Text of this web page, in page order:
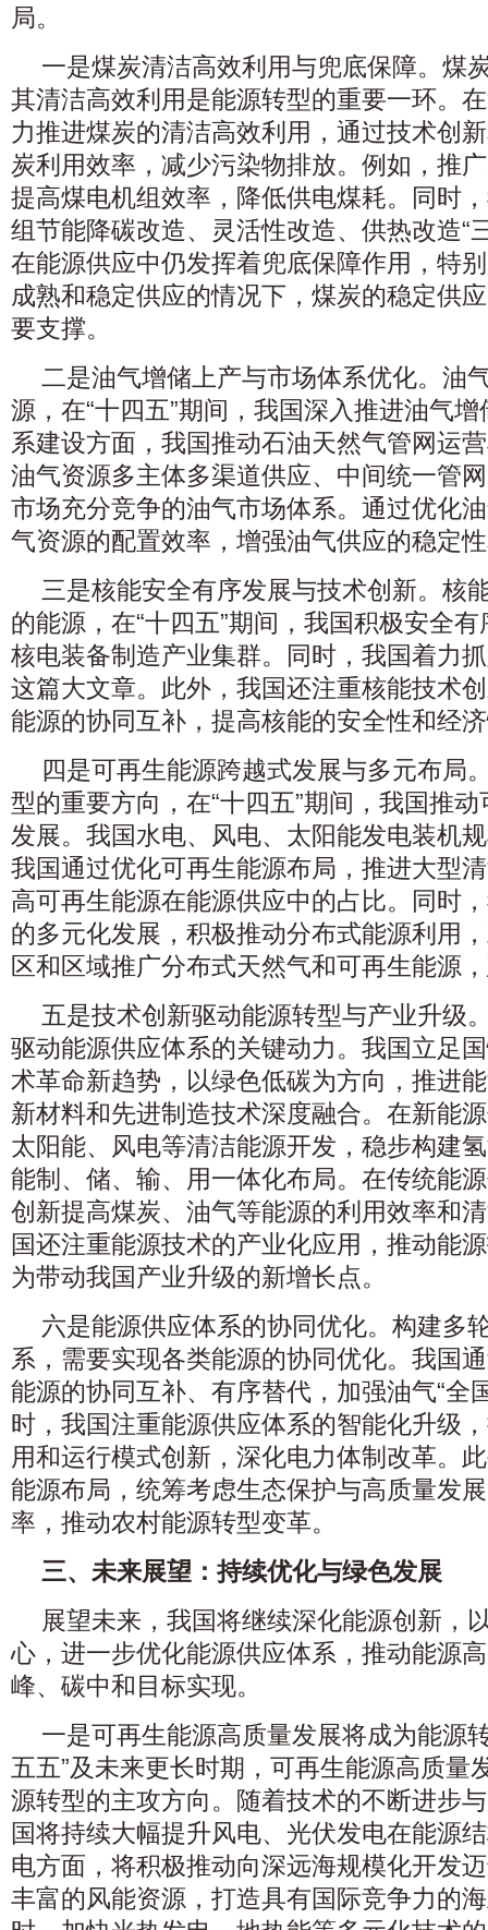
局。
一是煤炭清洁高效利用与兜底保障。煤
其清洁高效利用是能源转型的重要一环。
力推进煤炭的清洁高效利用，通过技术创
炭利用效率，减少污染物排放。例如，推
提高煤电机组效率，降低供电煤耗。同时
组节能降碳改造、灵活性改造、供热改造“
在能源供应中仍发挥着兜底保障作用，特
成熟和稳定供应的情况下，煤炭的稳定供
要支撑。
二是油气增储上产与市场体系优化。油
源，在“十四五”期间，我国深入推进油气
系建设方面，我国推动石油天然气管网运
油气资源多主体多渠道供应、中间统一管
市场充分竞争的油气市场体系。通过优化
气资源的配置效率，增强油气供应的稳定
三是核能安全有序发展与技术创新。核
的能源，在“十四五”期间，我国积极安全
核电装备制造产业集群。同时，我国着力
这篇大文章。此外，我国还注重核能技术
能源的协同互补，提高核能的安全性和经
四是可再生能源跨越式发展与多元布局
型的重要方向，在“十四五”期间，我国推
发展。我国水电、风电、太阳能发电装机
我国通过优化可再生能源布局，推进大型
高可再生能源在能源供应中的占比。同时
的多元化发展，积极推动分布式能源利用
区和区域推广分布式天然气和可再生能源
五是技术创新驱动能源转型与产业升级
驱动能源供应体系的关键动力。我国立足
术革命新趋势，以绿色低碳为方向，推进
新材料和先进制造技术深度融合。在新能
太阳能、风电等清洁能源开发，稳步构建
能制、储、输、用一体化布局。在传统能
创新提高煤炭、油气等能源的利用效率和
国还注重能源技术的产业化应用，推动能
为带动我国产业升级的新增长点。
六是能源供应体系的协同优化。构建多
系，需要实现各类能源的协同优化。我国
能源的协同互补、有序替代，加强油气“全
时，我国注重能源供应体系的智能化升级
用和运行模式创新，深化电力体制改革。
能源布局，统筹考虑生态保护与高质量发
率，推动农村能源转型变革。
三、未来展望：持续优化与绿色发展
展望未来，我国将继续深化能源创新，
心，进一步优化能源供应体系，推动能源
峰、碳中和目标实现。
一是可再生能源高质量发展将成为能源
五五”及未来更长时期，可再生能源高质量
源转型的主攻方向。随着技术的不断进步
国将持续大幅提升风电、光伏发电在能源
电方面，将积极推动向深远海规模化开发
丰富的风能资源，打造具有国际竞争力的